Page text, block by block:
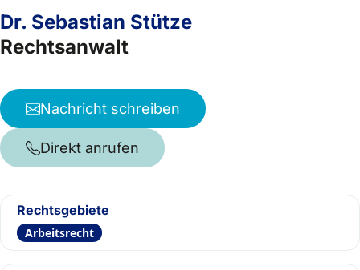
Dr. Sebastian Stütze
Rechtsanwalt
Nachricht schreiben
Direkt anrufen
Rechtsgebiete
Arbeitsrecht